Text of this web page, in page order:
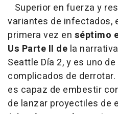
Superior en fuerza y
variantes de infectados,
primera vez en séptimo
Us Parte II de la
Seattle Día 2, y es uno
complicados de
es capaz de embestir
de lanzar proyectiles de